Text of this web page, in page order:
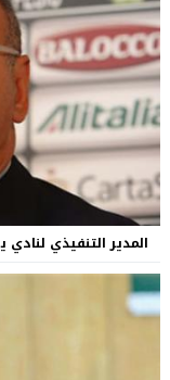
المدير التنفيذي